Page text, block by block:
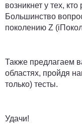
возникнет у тех,
Большинство
поколению Z
Также предлагаем
областях, пройдя
только) тесты.
Удачи!